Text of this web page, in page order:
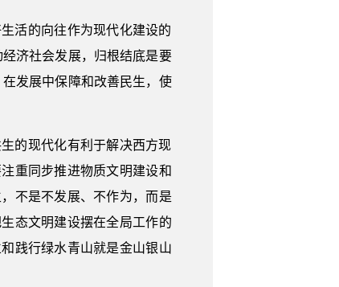
活的向往作为现代化建设的
济社会发展，归根结底是要
发展中保障和改善民生，使
的现代化有利于解决西方现
重同步推进物质文明建设和
不是不发展、不作为，而是
态文明建设摆在全局工作的
践行绿水青山就是金山银山